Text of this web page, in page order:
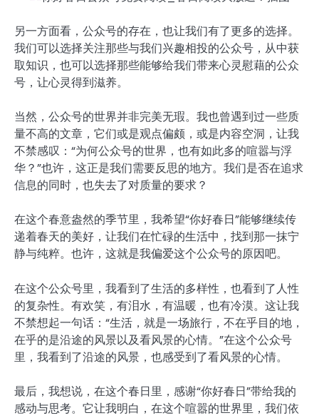
另一方面看，公众号的存在，也让我们有了更多的选择。
我们可以选择关注那些与我们兴趣相投的公众号，从中获
取知识，也可以选择那些能够给我们带来心灵慰藉的公众
号，让心灵得到滋养。
当然，公众号的世界并非完美无瑕。我也曾遇到过一些质
量不高的文章，它们或是观点偏颇，或是内容空洞，让我
不禁感叹：“为何公众号的世界，也有如此多的喧嚣与浮
华？”也许，这正是我们需要反思的地方。我们是否在追求
信息的同时，也失去了对质量的要求？
在这个春意盎然的季节里，我希望“你好春日”能够继续传
递着春天的美好，让我们在忙碌的生活中，找到那一抹宁
静与纯粹。也许，这就是我偏爱这个公众号的原因吧。
在这个公众号里，我看到了生活的多样性，也看到了人性
的复杂性。有欢笑，有泪水，有温暖，也有冷漠。这让我
不禁想起一句话：“生活，就是一场旅行，不在乎目的地，
在乎的是沿途的风景以及看风景的心情。”在这个公众号
里，我看到了沿途的风景，也感受到了看风景的心情。
最后，我想说，在这个春日里，感谢“你好春日”带给我的
感动与思考。它让我明白，在这个喧嚣的世界里，我们依